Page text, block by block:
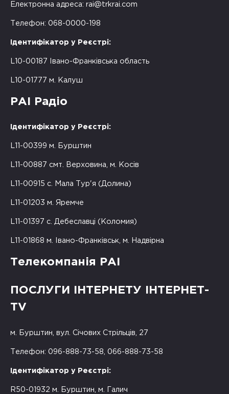
Електронна адреса: rai@trkrai.com
Телефон: 068-0000-198
Ідентифікатор у Реєстрі:
L10-00187 Івано-Франківська область
L10-01777 м. Калуш
РАІ Радіо
Ідентифікатор у Реєстрі:
L11-00399 м. Бурштин
L11-00887 смт. Верховина, м. Косів
L11-00915 с. Мала Тур'я (Долина)
L11-01203 м. Яремче
L11-01397 с. Дебеславці (Коломия)
L11-01868 м. Івано-Франківськ, м. Надвірна
Телекомпанія РАІ
ПОСЛУГИ ІНТЕРНЕТУ ІНТЕРНЕТ-
TV
м. Бурштин, вул. Січових Стрільців, 27
Телефон: 096-888-73-58, 066-888-73-58
Ідентифікатор у Реєстрі:
R50-01932 м. Бурштин, м. Галич